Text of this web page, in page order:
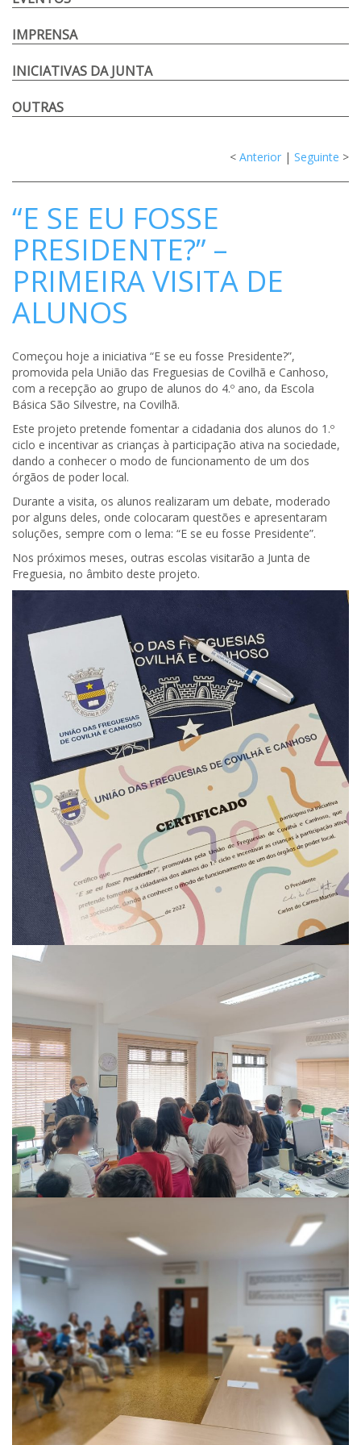
IMPRENSA
INICIATIVAS DA JUNTA
OUTRAS
< Anterior | Seguinte >
“E SE EU FOSSE
PRESIDENTE?” –
PRIMEIRA VISITA DE
ALUNOS
Começou hoje a iniciativa “E se eu fosse Presidente?”,
promovida pela União das Freguesias de Covilhã e Canhoso,
com a recepção ao grupo de alunos do 4.º ano, da Escola
Básica São Silvestre, na Covilhã.
Este projeto pretende fomentar a cidadania dos alunos do 1.º
ciclo e incentivar as crianças à participação ativa na sociedade,
dando a conhecer o modo de funcionamento de um dos
órgãos de poder local.
Durante a visita, os alunos realizaram um debate, moderado
por alguns deles, onde colocaram questões e apresentaram
soluções, sempre com o lema: “E se eu fosse Presidente”.
Nos próximos meses, outras escolas visitarão a Junta de
Freguesia, no âmbito deste projeto.